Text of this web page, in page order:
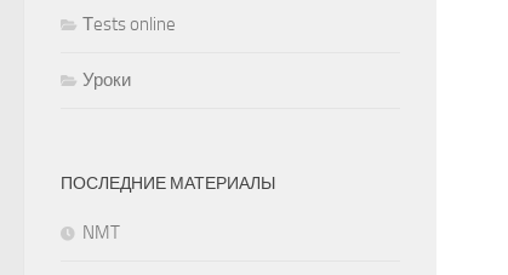
Тests online
Уроки
ПОСЛЕДНИЕ МАТЕРИАЛЫ
NMT